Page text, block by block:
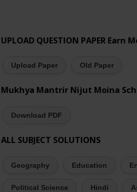
UPLOAD QUESTION PAPER Earn
Upload Paper Old Paper
Mukhya Mantrir Nijut Moina
Download PDF
ALL SUBJECT SOLUTIONS
Geography Education
Political Science Hindi